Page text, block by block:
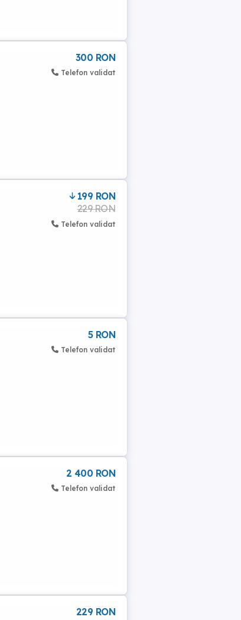
300 RON
Telefon validat
199 RON
229 RON
Telefon validat
5 RON
Telefon validat
2 400 RON
Telefon validat
229 RON